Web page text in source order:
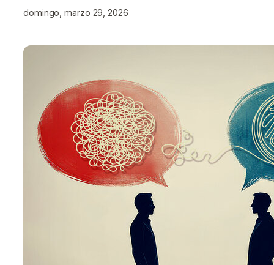
domingo, marzo 29, 2026